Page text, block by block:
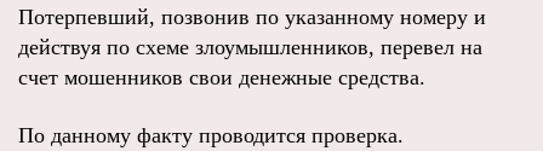
Потерпевший, позвонив по указанному номеру и
действуя по схеме злоумышленников, перевел на
счет мошенников свои денежные средства.
По данному факту проводится проверка.